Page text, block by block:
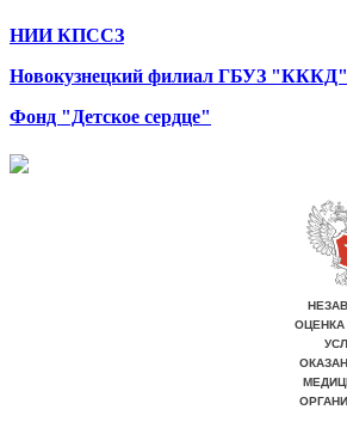
НИИ КПССЗ
Новокузнецкий филиал ГБУЗ "КККД"
Фонд "Детское сердце"